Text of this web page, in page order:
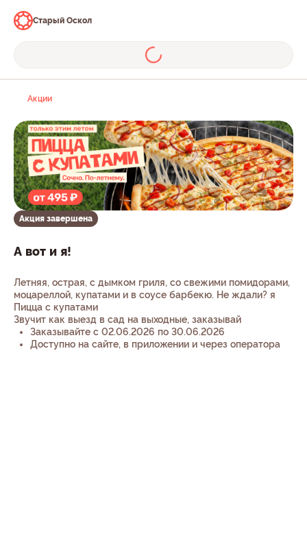
Старый Оскол
Акции
Акция завершена
А вот и я!
Летняя, острая, с дымком гриля, со свежими помидорами,
моцареллой, купатами и в соусе барбекю. Не ждали? я
Пицца с купатами
Звучит как выезд в сад на выходные, заказывай
Заказывайте с 02.06.2026 по 30.06.2026
Доступно на сайте, в приложении и через оператора